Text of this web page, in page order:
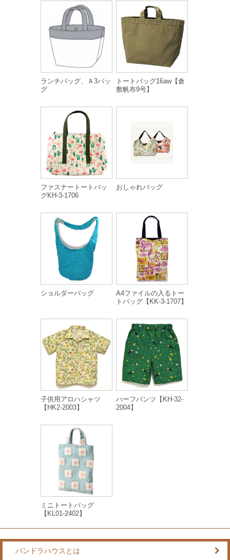
ランチバッグ、Ａ3バッ
グ
トートバッグ16aw【倉
敷帆布9号】
ファスナートートバッ
グKH-3-1706
おしゃれバッグ
ショルダーバッグ
A4ファイルの入るトー
トバッグ【KK-3-1707】
子供用アロハシャツ
【HK2-2003】
ハーフパンツ【KH-32-
2004】
ミニトートバッグ
【KL01-2402】
パンドラハウスとは